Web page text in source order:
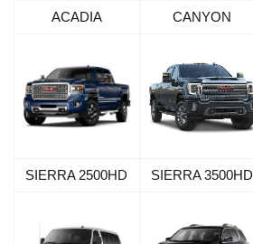
ACADIA CANYON
SIERRA 2500HD SIERRA 3500HD